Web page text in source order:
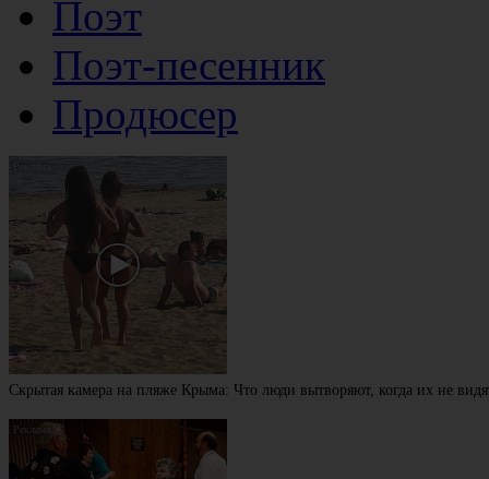
Поэт
Поэт-песенник
Продюсер
Скрытая камера на пляже Крыма: Что люди вытворяют, когда их не